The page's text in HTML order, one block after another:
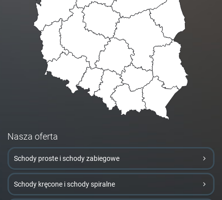
Nasza oferta
Schody proste i schody zabiegowe
Schody kręcone i schody spiralne